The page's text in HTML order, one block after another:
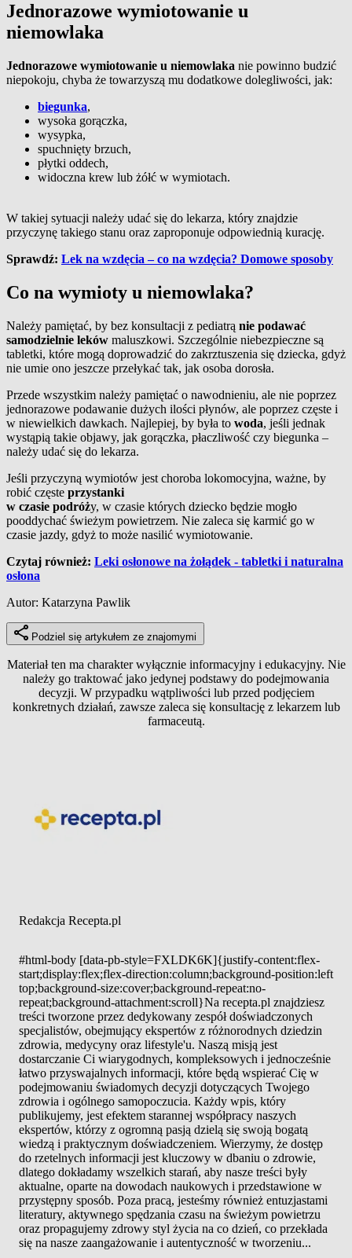
Jednorazowe wymiotowanie u
niemowlaka
Jednorazowe wymiotowanie u niemowlaka nie powinno budzić
niepokoju, chyba że towarzyszą mu dodatkowe dolegliwości, jak:
biegunka,
wysoka gorączka,
wysypka,
spuchnięty brzuch,
płytki oddech,
widoczna krew lub żółć w wymiotach.
W takiej sytuacji należy udać się do lekarza, który znajdzie
przyczynę takiego stanu oraz zaproponuje odpowiednią kurację.
Sprawdź: Lek na wzdęcia – co na wzdęcia? Domowe sposoby
Co na wymioty u niemowlaka?
Należy pamiętać, by bez konsultacji z pediatrą nie podawać
samodzielnie leków maluszkowi. Szczególnie niebezpieczne są
tabletki, które mogą doprowadzić do zakrztuszenia się dziecka, gdyż
nie umie ono jeszcze przełykać tak, jak osoba dorosła.
Przede wszystkim należy pamiętać o nawodnieniu, ale nie poprzez
jednorazowe podawanie dużych ilości płynów, ale poprzez częste i
w niewielkich dawkach. Najlepiej, by była to woda, jeśli jednak
wystąpią takie objawy, jak gorączka, płaczliwość czy biegunka –
należy udać się do lekarza.
Jeśli przyczyną wymiotów jest choroba lokomocyjna, ważne, by
robić częste przystanki
w czasie podróży, w czasie których dziecko będzie mogło
pooddychać świeżym powietrzem. Nie zaleca się karmić go w
czasie jazdy, gdyż to może nasilić wymiotowanie.
Czytaj również: Leki osłonowe na żołądek - tabletki i naturalna
osłona
Autor: Katarzyna Pawlik
Podziel się artykułem ze znajomymi
Materiał ten ma charakter wyłącznie informacyjny i edukacyjny. Nie
należy go traktować jako jedynej podstawy do podejmowania
decyzji. W przypadku wątpliwości lub przed podjęciem
konkretnych działań, zawsze zaleca się konsultację z lekarzem lub
farmaceutą.
Redakcja Recepta.pl
#html-body [data-pb-style=FXLDK6K]{justify-content:flex-
start;display:flex;flex-direction:column;background-position:left
top;background-size:cover;background-repeat:no-
repeat;background-attachment:scroll}Na recepta.pl znajdziesz
treści tworzone przez dedykowany zespół doświadczonych
specjalistów, obejmujący ekspertów z różnorodnych dziedzin
zdrowia, medycyny oraz lifestyle'u. Naszą misją jest
dostarczanie Ci wiarygodnych, kompleksowych i jednocześnie
łatwo przyswajalnych informacji, które będą wspierać Cię w
podejmowaniu świadomych decyzji dotyczących Twojego
zdrowia i ogólnego samopoczucia. Każdy wpis, który
publikujemy, jest efektem starannej współpracy naszych
ekspertów, którzy z ogromną pasją dzielą się swoją bogatą
wiedzą i praktycznym doświadczeniem. Wierzymy, że dostęp
do rzetelnych informacji jest kluczowy w dbaniu o zdrowie,
dlatego dokładamy wszelkich starań, aby nasze treści były
aktualne, oparte na dowodach naukowych i przedstawione w
przystępny sposób. Poza pracą, jesteśmy również entuzjastami
literatury, aktywnego spędzania czasu na świeżym powietrzu
oraz propagujemy zdrowy styl życia na co dzień, co przekłada
się na nasze zaangażowanie i autentyczność w tworzeniu...